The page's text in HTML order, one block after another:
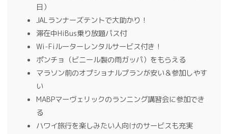
日）
JALランナーズテントで大助かり！
滞在中HiBus乗り放題パス付
Wi-Fiルーターレンタルサービス付き！
ポンチョ（ビニール製の雨ガッパ）をもらえる
マラソン前のオプショナルプランが安い＆参加しやす
い
MABPマーヴェリックのランニング講習会に参加でき
る
ハワイ旅行を楽しみたい人向けのサービスも充実